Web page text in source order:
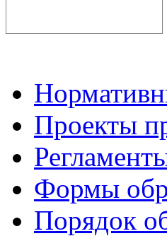
Проекты
Формы
Порядок